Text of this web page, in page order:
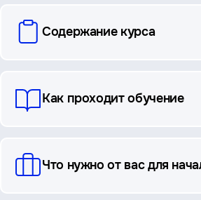
вопросы
Содержание курса
Как проходит обучение
Что нужно от вас для